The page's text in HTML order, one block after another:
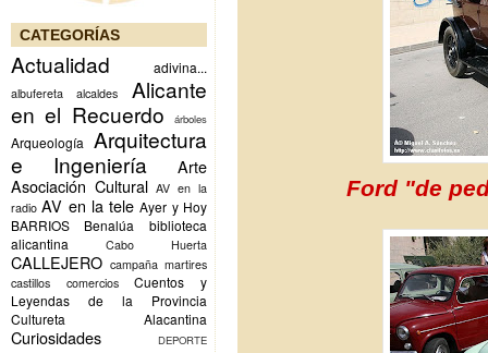
CATEGORÍAS
Actualidad adivina...
albufereta alcaldes
Alicante
en el Recuerdo
árboles
Arqueología Arquitectura
e Ingeniería
Arte
Asociación Cultural AV en la
radio AV en la tele Ayer y Hoy
BARRIOS
Benalúa
biblioteca
alicantina
Cabo Huerta
CALLEJERO campaña martires
castillos
comercios
Cuentos y
Leyendas de la Provincia
Cultureta Alacantina
Curiosidades DEPORTE
Ford "de